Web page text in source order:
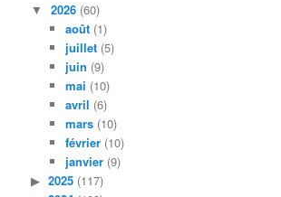
2026 (60)
août(1)
juillet(5)
juin (9)
mai (10)
avril (6)
mars(10)
février(10)
janvier(9)
2025 (117)